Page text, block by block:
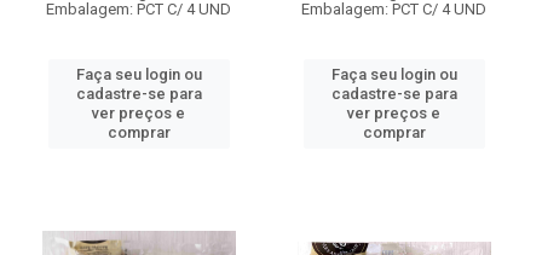
Embalagem: PCT C/ 4 UND
Faça seu login ou
cadastre-se para
ver preços e
comprar
Embalagem: PCT C/ 4 UND
Faça seu login ou
cadastre-se para
ver preços e
comprar